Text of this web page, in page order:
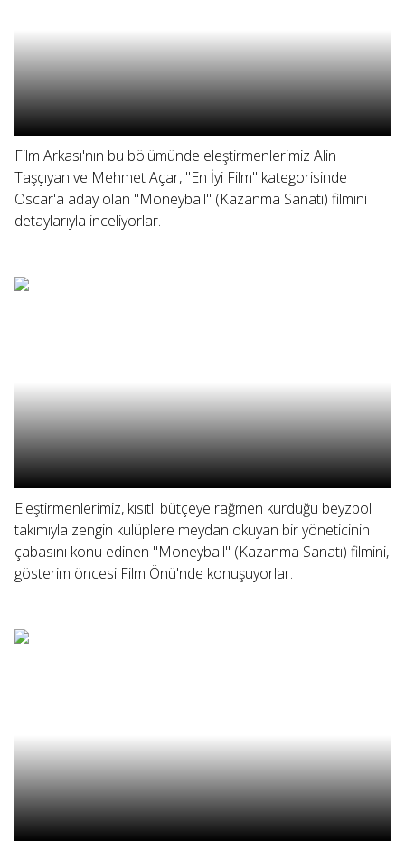
Film Arkası'nın bu bölümünde eleştirmenlerimiz Alin
Taşçıyan ve Mehmet Açar, "En İyi Film" kategorisinde
Oscar'a aday olan "Moneyball" (Kazanma Sanatı) filmini
detaylarıyla inceliyorlar.
Eleştirmenlerimiz, kısıtlı bütçeye rağmen kurduğu beyzbol
takımıyla zengin kulüplere meydan okuyan bir yöneticinin
çabasını konu edinen "Moneyball" (Kazanma Sanatı) filmini,
gösterim öncesi Film Önü'nde konuşuyorlar.